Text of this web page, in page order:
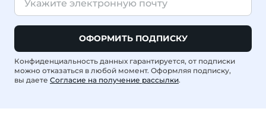
ОФОРМИТЬ ПОДПИСКУ
Конфиденциальность данных гарантируется, от подписки
можно отказаться в любой момент. Оформляя подписку,
вы даете Согласие на получение рассылки.